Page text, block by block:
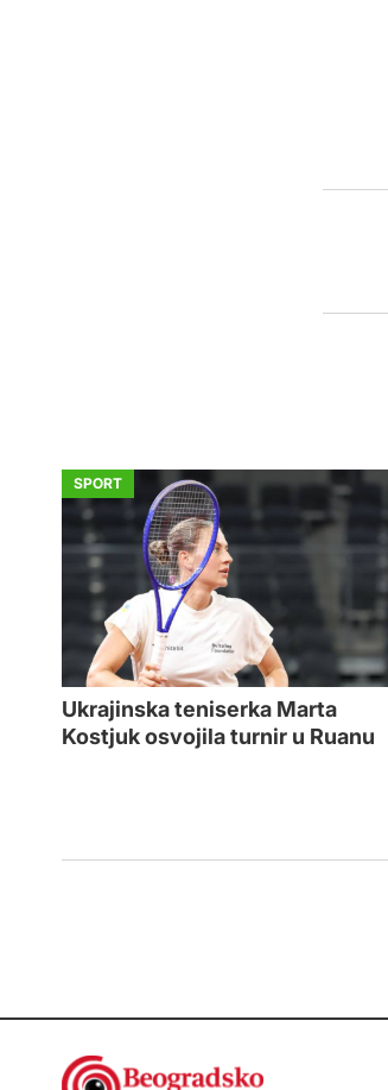
SPORT
Ukrajinska teniserka Marta
Kostjuk osvojila turnir u Ruanu